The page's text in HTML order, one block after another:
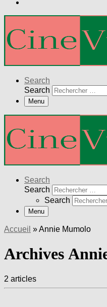
Search
Search
Menu
Search
Search
Search
Menu
Accueil »Annie Mumolo
Archives
2 articles